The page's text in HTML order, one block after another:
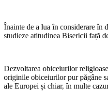
Înainte de a lua în considerare în
studieze atitudinea Bisericii față
Dezvoltarea obiceiurilor
originile obiceiurilor pur păgâne
ale Europei și chiar, în multe